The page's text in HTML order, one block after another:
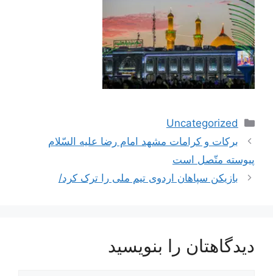
دسته‌ها
Uncategorized
ناوبریبركات‌ و كرامات‌ مشهد امام‌ رضا عليه‌ السّلام‌
پيوسته‌ متّصل‌ است‌
بازیکن سپاهان اردوی تیم ملی را ترک کرد/
دیدگاهتان را بنویسید